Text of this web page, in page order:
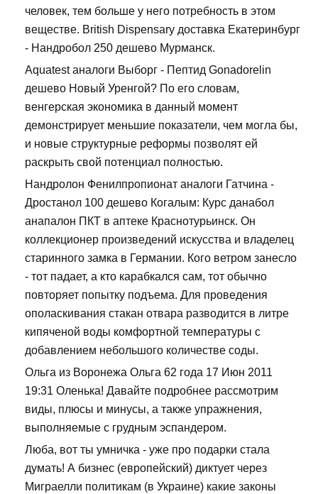
человек, тем больше у него потребность в этом
веществе. British Dispensary доставка Екатеринбург
- Нандробол 250 дешево Мурманск.
Aquatest аналоги Выборг - Пептид Gonadorelin
дешево Новый Уренгой? По его словам,
венгерская экономика в данный момент
демонстрирует меньшие показатели, чем могла бы,
и новые структурные реформы позволят ей
раскрыть свой потенциал полностью.
Нандролон Фенилпропионат аналоги Гатчина -
Дростанол 100 дешево Когалым: Курс данабол
анапалон ПКТ в аптеке Краснотурьинск. Он
коллекционер произведений искусства и владелец
старинного замка в Германии. Кого ветром занесло
- тот падает, а кто карабкался сам, тот обычно
повторяет попытку подъема. Для проведения
ополаскивания стакан отвара разводится в литре
кипяченой воды комфортной температуры с
добавлением небольшого количестве соды.
Ольга из Воронежа Ольга 62 года 17 Июн 2011
19:31 Оленька! Давайте подробнее рассмотрим
виды, плюсы и минусы, а также упражнения,
выполняемые с грудным эспандером.
Люба, вот ты умничка - уже про подарки стала
думать! А бизнес (европейский) диктует через
Миграелли политикам (в Украине) какие законы